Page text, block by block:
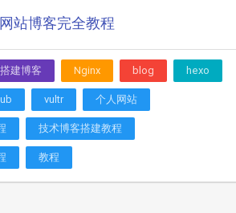
站博客完全教程
建博客 Nginx blog hexo
vultr 个人网站
技术博客搭建教程
教程